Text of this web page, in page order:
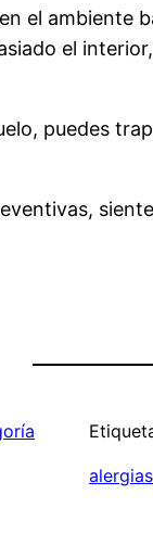
el ambiente
el
puedes
alergias